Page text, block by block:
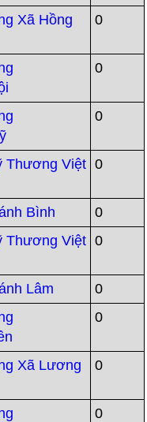
Xã Hồng
0
0
0
Thương Việt 0
Bình
0
Thương Việt 0
Lâm
0
0
Xã Lương
0
0